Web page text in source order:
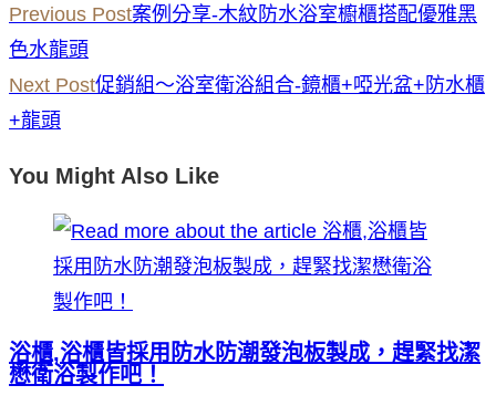
Previous Post案例分享-木紋防水浴室櫥櫃搭配優雅黑
色水龍頭
Next Post促銷組～浴室衛浴組合-鏡櫃+啞光盆+防水櫃
+龍頭
You Might Also Like
浴櫃,浴櫃皆採用防水防潮發泡板製成，趕緊找潔
懋衛浴製作吧！